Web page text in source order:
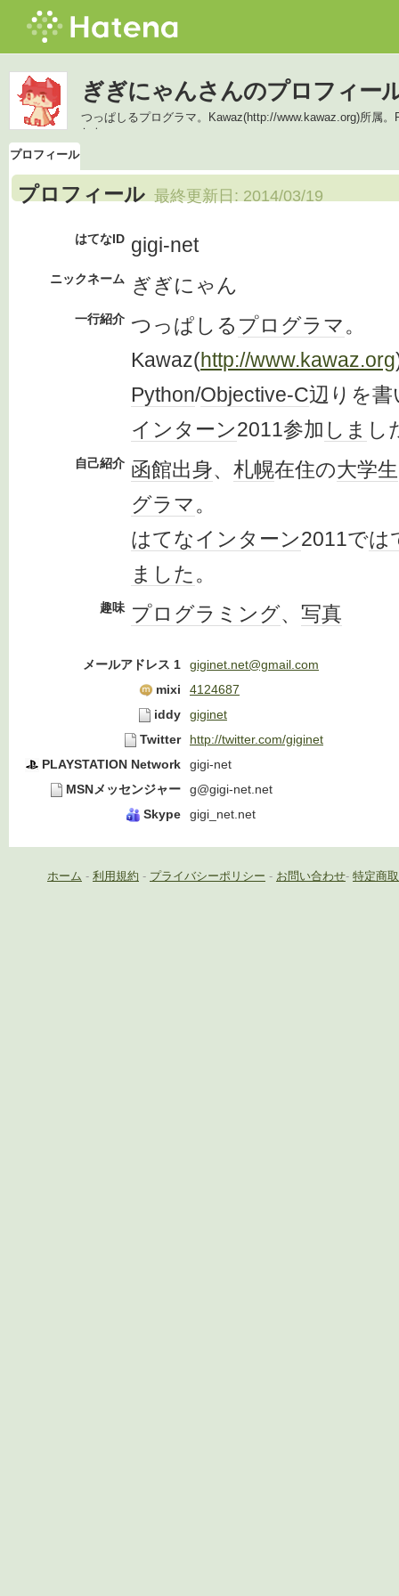
ぎぎにゃんさんのプロフィー
つっぱしるプログラマ。Kawaz(http://www.kawaz.org)所属
した。
プロフィール
プロフィール 最終更新日: 2014/03/19
はてなID gigi-net
ニックネーム ぎぎにゃん
一行紹介 つっぱしる プログラマ。
Kawaz(http://www.kawaz.org
Python/Objective-C辺りを書
インターン2011参加 しま し
自己紹介 函館出身、 札幌在住の大学生
グラマ。
はてなインターン2011では
ました 。
趣味 プログラミング、 写真
メールアドレス 1
giginet.net@gmail.com
mixi
4124687
iddy
giginet
Twitter
http://twitter.com/giginet
PLAYSTATION Network
gigi-net
MSNメッセンジャー
g@gigi-net.net
Skype
gigi_net.net
ホーム - 利用規約 - プライバシーポリシー - お問い合わせ- 特定商